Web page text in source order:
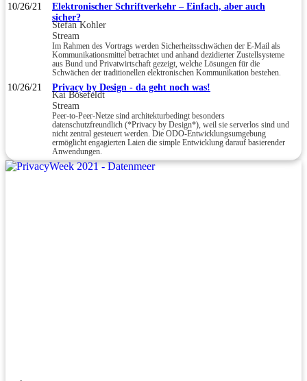
10/26/21
Elektronischer Schriftverkehr – Einfach, aber auch
sicher?
Stefan Kohler
Stream
Im Rahmen des Vortrags werden Sicherheitsschwächen der E-Mail als
Kommunikationsmittel betrachtet und anhand dezidierter Zustellsysteme
aus Bund und Privatwirtschaft gezeigt, welche Lösungen für die
Schwächen der traditionellen elektronischen Kommunikation bestehen.
10/26/21 Privacy by Design - da geht noch was!
Kai Bösefeldt
Stream
Peer-to-Peer-Netze sind architekturbedingt besonders
datenschutzfreundlich (*Privacy by Design*), weil sie serverlos sind und
nicht zentral gesteuert werden. Die ODO-Entwicklungsumgebung
ermöglicht engagierten Laien die simple Entwicklung darauf basierender
Anwendungen.